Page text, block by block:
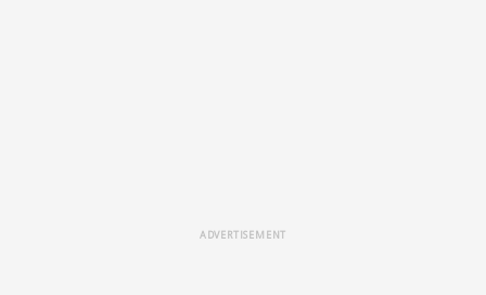
ADVERTISEMENT